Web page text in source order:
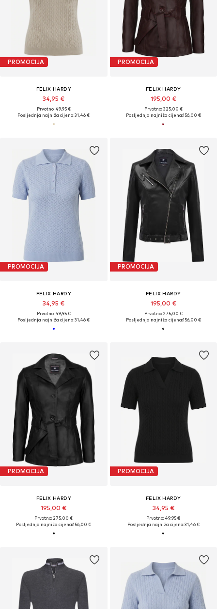
PROMOCIJA
FELIX HARDY
34,95 €
Prvotno: 49,95 €
Posljednja najniža cijena:31,46 €
PROMOCIJA
FELIX HARDY
195,00 €
Prvotno: 325,00 €
Posljednja najniža cijena:156,00 €
PROMOCIJA
FELIX HARDY
34,95 €
Prvotno: 49,95 €
Posljednja najniža cijena:31,46 €
PROMOCIJA
FELIX HARDY
195,00 €
Prvotno: 275,00 €
Posljednja najniža cijena:156,00 €
PROMOCIJA
FELIX HARDY
195,00 €
Prvotno: 275,00 €
Posljednja najniža cijena:156,00 €
PROMOCIJA
FELIX HARDY
34,95 €
Prvotno: 49,95 €
Posljednja najniža cijena:31,46 €